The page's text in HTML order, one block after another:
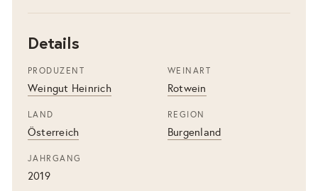
Details
PRODUZENT
Weingut Heinrich
WEINART
Rotwein
LAND
Österreich
REGION
Burgenland
JAHRGANG
2019